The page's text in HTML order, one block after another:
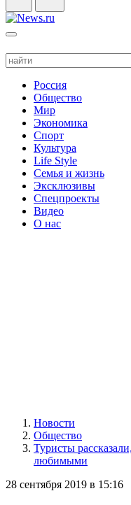
Россия
Общество
Мир
Экономика
Спорт
Культура
Life Style
Семья и жизнь
Эксклюзивы
Спецпроекты
Видео
О нас
Новости
Общество
Туристы
любимыми
28 сентября 2019 в 15:16